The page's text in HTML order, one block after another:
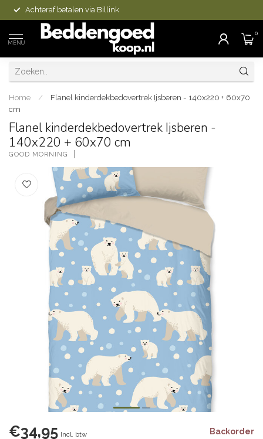
Achteraf betalen via Billink
MENU
0
Home /
Flanel kinderdekbedovertrek Ijsberen - 140x220 + 60x70
cm
Flanel kinderdekbedovertrek Ijsberen -
140x220 + 60x70 cm
GOOD MORNING
€34,95 Incl. btw Backorder